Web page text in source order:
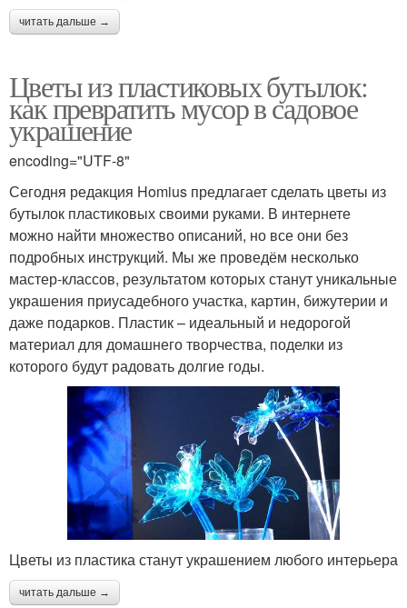
читать дальше →
Цветы из пластиковых бутылок:
как превратить мусор в садовое
украшение
encoding="UTF-8"
Сегодня редакция Homius предлагает сделать цветы из
бутылок пластиковых своими руками. В интернете
можно найти множество описаний, но все они без
подробных инструкций. Мы же проведём несколько
мастер-классов, результатом которых станут уникальные
украшения приусадебного участка, картин, бижутерии и
даже подарков. Пластик – идеальный и недорогой
материал для домашнего творчества, поделки из
которого будут радовать долгие годы.
Цветы из пластика станут украшением любого интерьера
читать дальше →